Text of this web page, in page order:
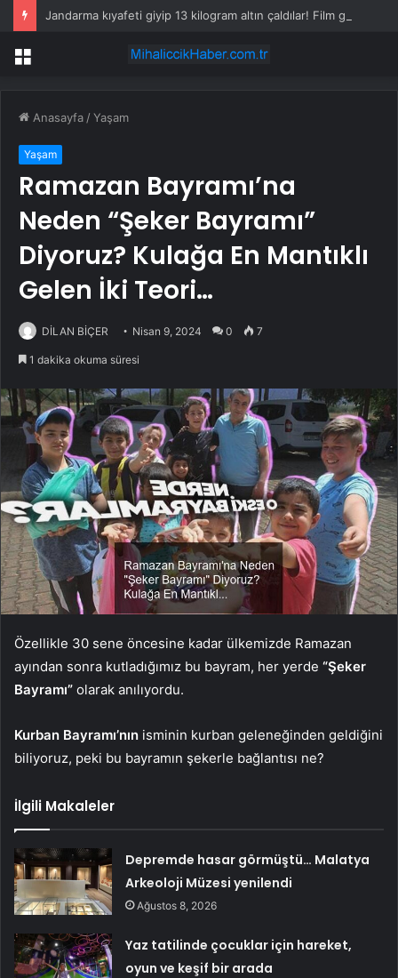
Menü
Anasayfa /Yaşam
Yaşam
Ramazan Bayramı’na
Neden “Şeker Bayramı”
Diyoruz? Kulağa En Mantıklı
Gelen İki Teori…
DİLAN BİÇER Nisan 9, 2024 0 7
1 dakika okuma süresi
Özellikle 30 sene öncesine kadar ülkemizde Ramazan
ayından sonra kutladığımız bu bayram, her yerde “Şeker
Bayramı” olarak anılıyordu.
Kurban Bayramı’nın isminin kurban geleneğinden geldiğini
biliyoruz, peki bu bayramın şekerle bağlantısı ne?
İlgili Makaleler
Depremde hasar görmüştü… Malatya
Arkeoloji Müzesi yenilendi
Ağustos 8, 2026
Yaz tatilinde çocuklar için hareket,
oyun ve keşif bir arada